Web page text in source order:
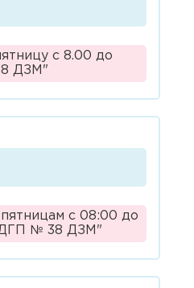
с 8.00 до
ДЗМ"
с 08:00 до
"ДГП № 38 ДЗМ"